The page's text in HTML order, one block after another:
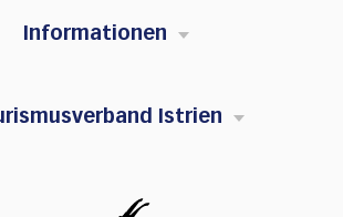
Informationen
Istrien